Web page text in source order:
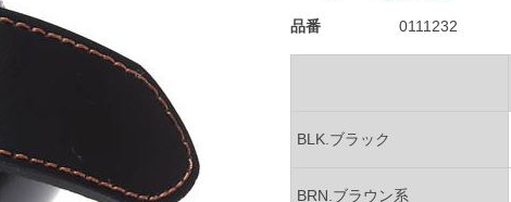
品番 0111232
BLK.ブラック
BRN.ブラウン系